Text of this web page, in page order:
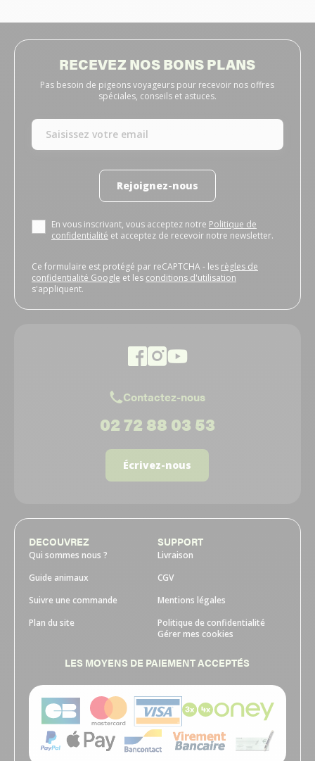
RECEVEZ NOS BONS PLANS
Pas besoin de pigeons voyageurs pour recevoir nos offres
spéciales, conseils et astuces.
Rejoignez-nous
En vous inscrivant, vous acceptez notre Politique de
confidentialité et acceptez de recevoir notre newsletter.
Ce formulaire est protégé par reCAPTCHA - les règles de
confidentialité Google et les conditions d'utilisation
s'appliquent.
Contactez-nous
02 72 88 03 53
Écrivez-nous
DECOUVREZ
Qui sommes nous ?
Guide animaux
Suivre une commande
Plan du site
SUPPORT
Livraison
CGV
Mentions légales
Politique de confidentialité
Gérer mes cookies
LES MOYENS DE PAIEMENT ACCEPTÉS